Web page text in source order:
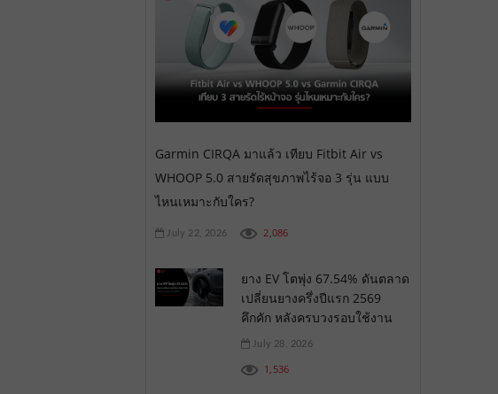
Garmin CIRQA มาแล้ว เทียบ Fitbit Air vs
WHOOP 5.0 สายรัดสุขภาพไร้จอ 3 รุ่น แบบ
ไหนเหมาะกับใคร?
July 22, 2026 2,086
ยาง EV โตพุ่ง 67.54% ดันตลาด
เปลี่ยนยางครึ่งปีแรก 2569
คึกคัก หลังครบวงรอบใช้งาน
July 28, 2026
1,536